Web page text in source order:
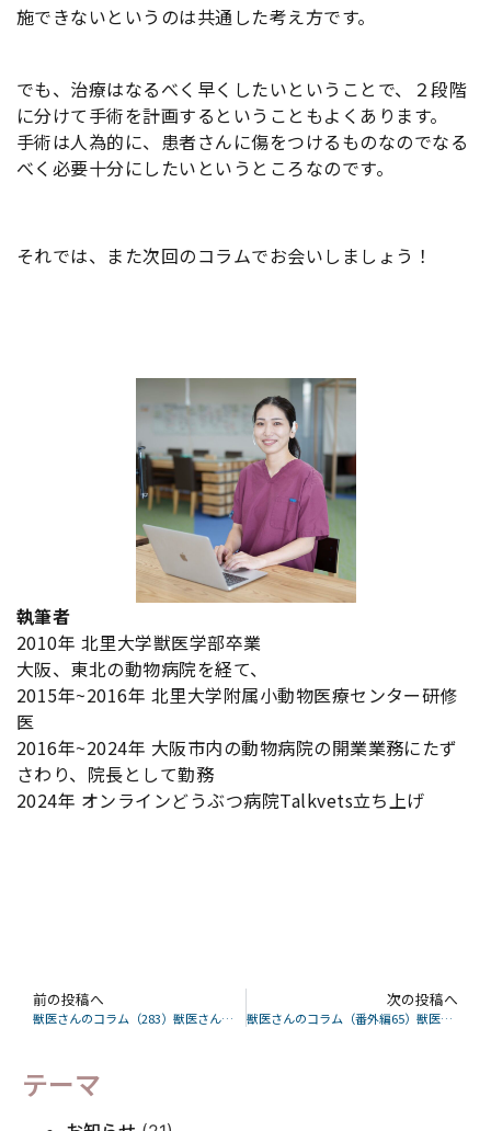
施できないというのは共通した考え方です。
でも、治療はなるべく早くしたいということで、２段階
に分けて手術を計画するということもよくあります。
手術は人為的に、患者さんに傷をつけるものなのでなる
べく必要十分にしたいというところなのです。
それでは、また次回のコラムでお会いしましょう！
執筆者
2010年 北里大学獣医学部卒業
大阪、東北の動物病院を経て、
2015年~2016年 北里大学附属小動物医療センター研修
医
2016年~2024年 大阪市内の動物病院の開業業務にたず
さわり、院長として勤務
2024年 オンラインどうぶつ病院Talkvets立ち上げ
前の投稿へ
獣医さんのコラム（283）獣医さんが解説するオスとメスの性格の違いとは？手術するとかわる？
次の投稿へ
獣医さんのコラム（番外編65）獣医さんが本気で困る動物病院で起こる事件TOP３
テーマ